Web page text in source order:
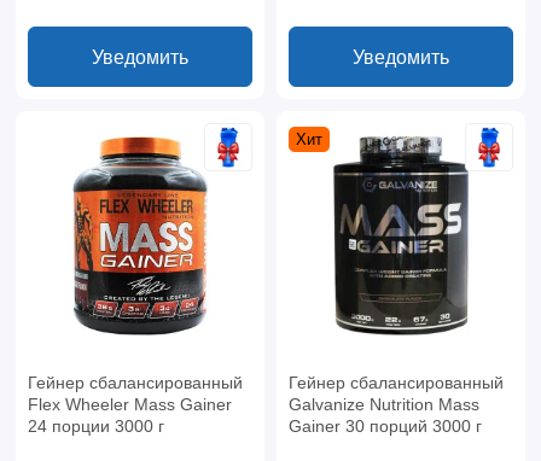
Уведомить Уведомить
Гейнер сбалансированный
Flex Wheeler Mass Gainer
24 порции 3000 г
Хит
Гейнер сбалансированный
Galvanize Nutrition Mass
Gainer 30 порций 3000 г